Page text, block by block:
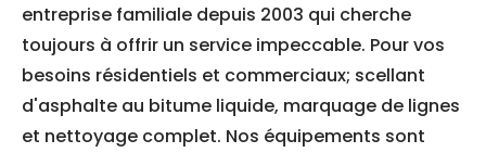
entreprise familiale depuis 2003 qui cherche
toujours à offrir un service impeccable. Pour vos
besoins résidentiels et commerciaux; scellant
d'asphalte au bitume liquide, marquage de lignes
et nettoyage complet. Nos équipements sont